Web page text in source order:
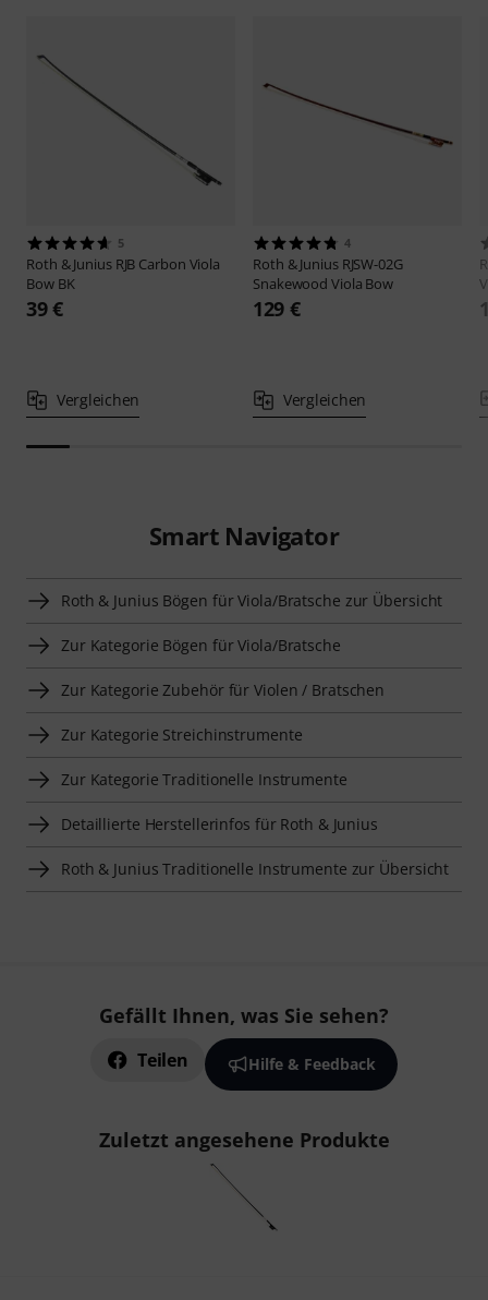
5
Roth & Junius RJB Carbon Viola
Bow BK
39 €
Vergleichen
4
Roth & Junius RJSW-02G
Snakewood Viola Bow
129 €
Vergleichen
Smart Navigator
Roth & Junius Bögen für Viola/Bratsche zur Übersicht
Zur Kategorie Bögen für Viola/Bratsche
Zur Kategorie Zubehör für Violen / Bratschen
Zur Kategorie Streichinstrumente
Zur Kategorie Traditionelle Instrumente
Detaillierte Herstellerinfos für Roth & Junius
Roth & Junius Traditionelle Instrumente zur Übersicht
Gefällt Ihnen, was Sie sehen?
Teilen Hilfe & Feedback
Zuletzt angesehene Produkte